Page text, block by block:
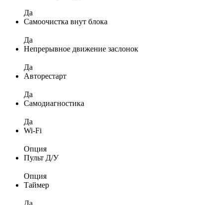
Да
Самоочистка внут блока
Да
Непрерывное движение заслонок
Да
Авторестарт
Да
Самодиагностика
Да
Wi-Fi
Опция
Пульт Д/У
Опция
Таймер
Да